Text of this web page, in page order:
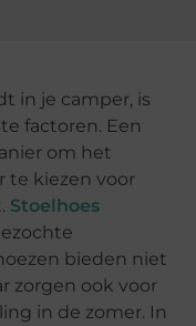
in je camper, is
factoren. Een
om het
te kiezen voor
Stoelhoes
bieden niet
zorgen ook voor
in de zomer. In